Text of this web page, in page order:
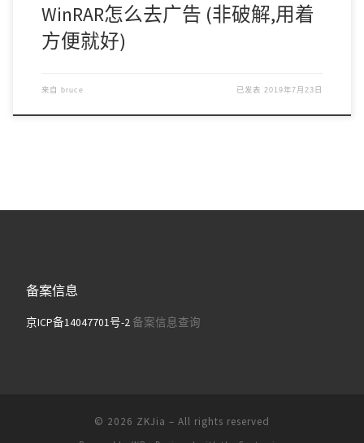
WinRAR怎么去广告 (非破解,用着
方便就好)
来自 bruce 已发表 2019年7月23日
备案信息
京ICP备14047701号-2备案信息查询
© 2026 ZKJia – All rights reserved